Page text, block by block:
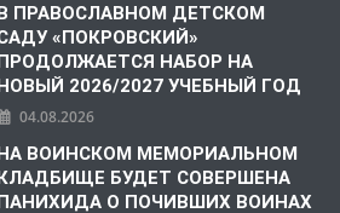
ПРАВОСЛАВНОМ ДЕТСКОМ
«ПОКРОВСКИЙ»
НАБОР НА
2026/2027 УЧЕБНЫЙ ГОД
04.08.2026
ВОИНСКОМ МЕМОРИАЛЬНОМ
БУДЕТ СОВЕРШЕНА
О ПОЧИВШИХ ВОИНАХ